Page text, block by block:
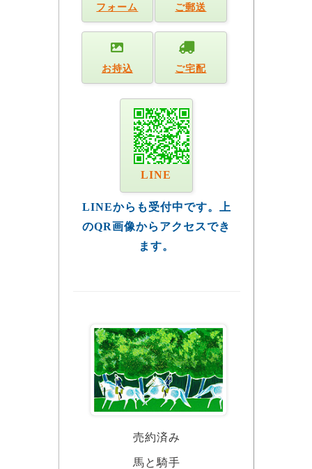
フォーム ご郵送
お持込 ご宅配
LINE
LINEからも受付中です。上
のQR画像からアクセスでき
ます。
売約済み
馬と騎手